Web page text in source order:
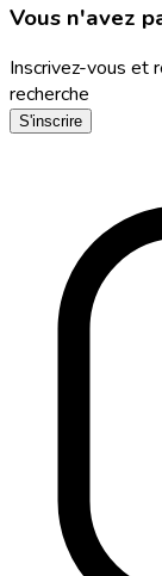
Vous n'avez
Inscrivez-vous et
recherche
S'inscrire